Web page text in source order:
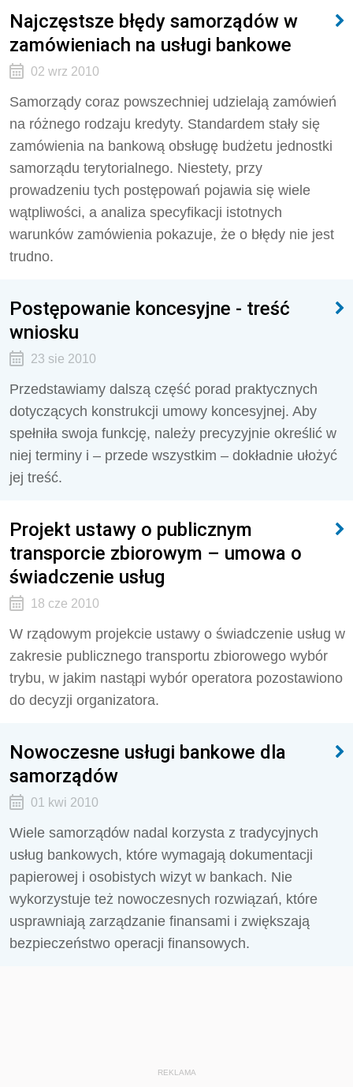
Najczęstsze błędy samorządów w
zamówieniach na usługi bankowe
02 wrz 2010
Samorządy coraz powszechniej udzielają zamówień
na różnego rodzaju kredyty. Standardem stały się
zamówienia na bankową obsługę budżetu jednostki
samorządu terytorialnego. Niestety, przy
prowadzeniu tych postępowań pojawia się wiele
wątpliwości, a analiza specyfikacji istotnych
warunków zamówienia pokazuje, że o błędy nie jest
trudno.
Postępowanie koncesyjne - treść
wniosku
23 sie 2010
Przedstawiamy dalszą część porad praktycznych
dotyczących konstrukcji umowy koncesyjnej. Aby
spełniła swoja funkcję, należy precyzyjnie określić w
niej terminy i – przede wszystkim – dokładnie ułożyć
jej treść.
Projekt ustawy o publicznym
transporcie zbiorowym – umowa o
świadczenie usług
18 cze 2010
W rządowym projekcie ustawy o świadczenie usług w
zakresie publicznego transportu zbiorowego wybór
trybu, w jakim nastąpi wybór operatora pozostawiono
do decyzji organizatora.
Nowoczesne usługi bankowe dla
samorządów
01 kwi 2010
Wiele samorządów nadal korzysta z tradycyjnych
usług bankowych, które wymagają dokumentacji
papierowej i osobistych wizyt w bankach. Nie
wykorzystuje też nowoczesnych rozwiązań, które
usprawniają zarządzanie finansami i zwiększają
bezpieczeństwo operacji finansowych.
REKLAMA